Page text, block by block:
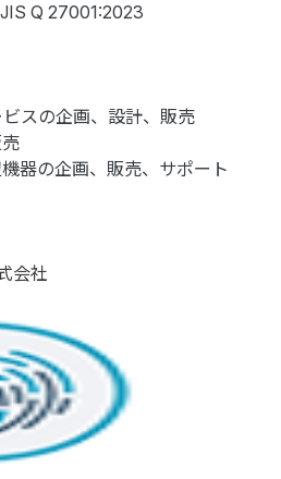
Q 27001:2023
スの企画、設計、販売
器の企画、販売、サポート
会社